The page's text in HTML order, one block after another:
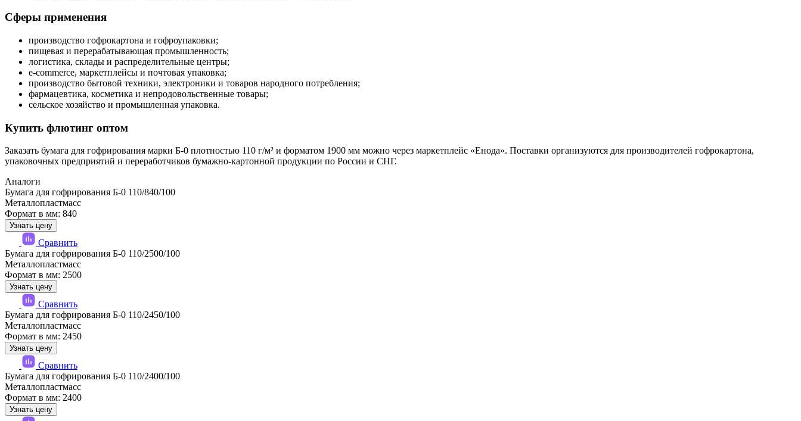
Сферы применения
производство гофрокартона и гофроупаковки;
пищевая и перерабатывающая промышленность;
логистика, склады и распределительные центры;
e-commerce, маркетплейсы и почтовая упаковка;
производство бытовой техники, электроники и товаров народного потребления;
фармацевтика, косметика и непродовольственные товары;
сельское хозяйство и промышленная упаковка.
Купить флютинг оптом
Заказать бумага для гофрирования марки Б-0 плотностью 110 г/м² и форматом 1900 мм можно через маркетплейс «Енода». Поставки организуются для производителей гофрокартона,
упаковочных предприятий и переработчиков бумажно-картонной продукции по России и СНГ.
Аналоги
Бумага для гофрирования Б-0 110/840/100
Металлопластмасс
Формат в мм: 840
Узнать цену
Сравнить
Бумага для гофрирования Б-0 110/2500/100
Металлопластмасс
Формат в мм: 2500
Узнать цену
Сравнить
Бумага для гофрирования Б-0 110/2450/100
Металлопластмасс
Формат в мм: 2450
Узнать цену
Сравнить
Бумага для гофрирования Б-0 110/2400/100
Металлопластмасс
Формат в мм: 2400
Узнать цену